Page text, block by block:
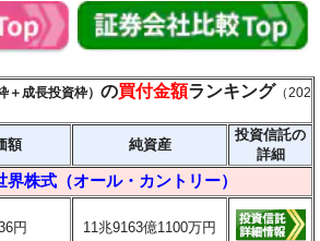
＋成長投資枠）の買付金額ランキング （202
額 純資産
投資信託の
詳細
株式（オール・カントリー）
円 11兆9163億1100万円